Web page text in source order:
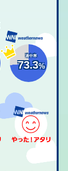
適中率
73.3%